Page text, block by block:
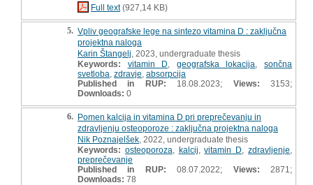
Full text(927,14 KB)
5. Vpliv geografske lege na sintezo vitamina D : zaključna
projektna naloga
Karin Štangelj , 2023, undergraduate thesis
Keywords:
vitamin D geografska lokacija ,sončna
svetloba zdravje absorpcija
Published in RUP: 18.08.2023; Views: 3153;
Downloads: 0
6. Pomen kalcija in vitamina D pri preprečevanju in
zdravljenju osteoporoze : zaključna projektna naloga
Nik Poznajelšek , 2022, undergraduate thesis
Keywords: osteoporoza kalcij ,vitamin D ,zdravljenje
preprečevanje
Published in RUP: 08.07.2022; Views: 2871;
Downloads: 78